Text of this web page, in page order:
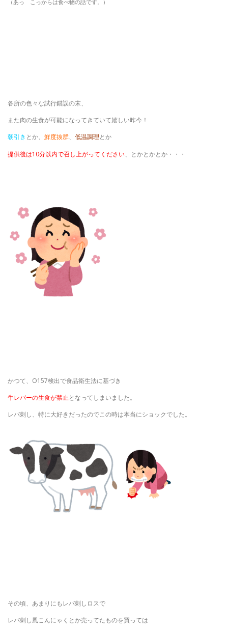
（あっ こっからは食べ物の話です。）
各所の色々な試行錯誤の末、
また肉の生食が可能になってきていて嬉しい昨今！
朝引き とか、 鮮度抜群、 低温調理とか
提供後は10分以内で召し上がってください、とかとかとか・・・
かつて、O157検出で食品衛生法に基づき
牛レバーの生食が禁止となってしまいました。
レバ刺し、特に大好きだったのでこの時は本当にショックでした。
その頃、あまりにもレバ刺しロスで
レバ刺し風こんにゃくとか売ってたものを買っては